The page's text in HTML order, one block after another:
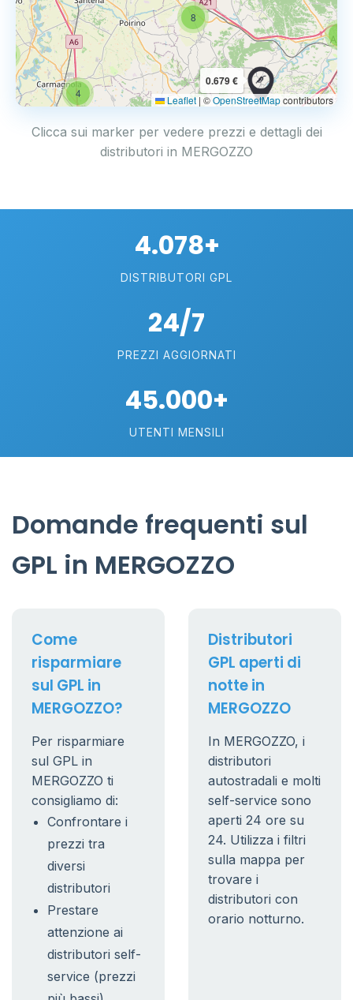
4
8
0.679 €
Leaflet | ©OpenStreetMapcontributors
Clicca sui marker per vedere prezzi e dettagli dei
distributori in MERGOZZO
4.078+
DISTRIBUTORI GPL
24/7
PREZZI AGGIORNATI
45.000+
UTENTI MENSILI
Domande frequenti sul
GPL in MERGOZZO
Come
risparmiare
sul GPL in
MERGOZZO?
Per risparmiare
sul GPL in
MERGOZZO ti
consigliamo di:
Confrontare i
prezzi tra
diversi
distributori
Prestare
attenzione ai
distributori self-
service (prezzi
Distributori
GPL aperti di
notte in
MERGOZZO
In MERGOZZO, i
distributori
autostradali e molti
self-service sono
aperti 24 ore su
24. Utilizza i filtri
sulla mappa per
trovare i
distributori con
orario notturno.